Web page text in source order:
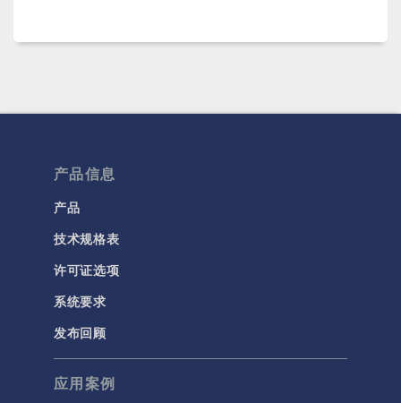
产品信息
产品
技术规格表
许可证选项
系统要求
发布回顾
应用案例